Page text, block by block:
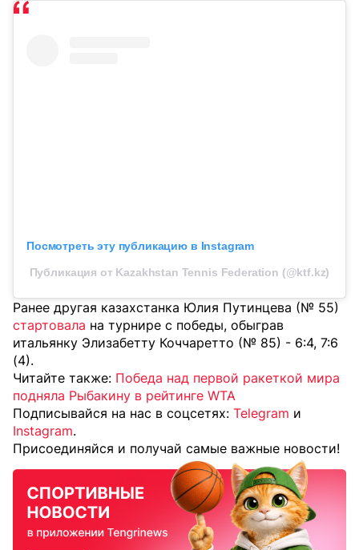
Посмотреть эту публикацию в Instagram
Публикация от Kazakhstan Tennis Federation (@ktf.kz)
Ранее другая казахстанка Юлия Путинцева (№ 55)
стартовала на турнире с победы, обыграв
итальянку Элизабетту Коччаретто (№ 85) - 6:4, 7:6
(4).
Читайте также: Победа над первой ракеткой мира
подняла Рыбакину в рейтинге WTA
Подписывайся на нас в соцсетях: Telegram и
Instagram.
Присоединяйся и получай самые важные новости!